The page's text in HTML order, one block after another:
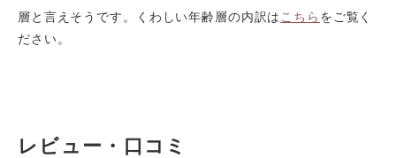
層と言えそうです。くわしい年齢層の内訳は こちら をご覧く
ださい。
レビュー・口コミ